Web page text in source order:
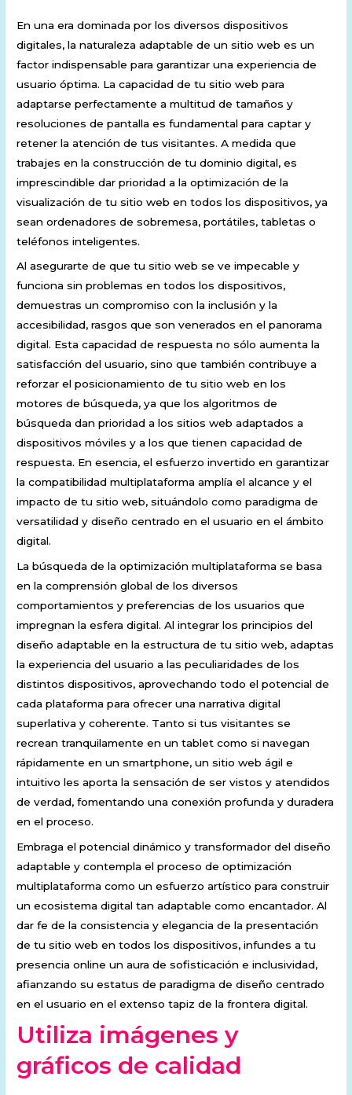
En una era dominada por los diversos dispositivos
digitales, la naturaleza adaptable de un sitio web es un
factor indispensable para garantizar una experiencia de
usuario óptima. La capacidad de tu sitio web para
adaptarse perfectamente a multitud de tamaños y
resoluciones de pantalla es fundamental para captar y
retener la atención de tus visitantes. A medida que
trabajes en la construcción de tu dominio digital, es
imprescindible dar prioridad a la optimización de la
visualización de tu sitio web en todos los dispositivos, ya
sean ordenadores de sobremesa, portátiles, tabletas o
teléfonos inteligentes.
Al asegurarte de que tu sitio web se ve impecable y
funciona sin problemas en todos los dispositivos,
demuestras un compromiso con la inclusión y la
accesibilidad, rasgos que son venerados en el panorama
digital. Esta capacidad de respuesta no sólo aumenta la
satisfacción del usuario, sino que también contribuye a
reforzar el posicionamiento de tu sitio web en los
motores de búsqueda, ya que los algoritmos de
búsqueda dan prioridad a los sitios web adaptados a
dispositivos móviles y a los que tienen capacidad de
respuesta. En esencia, el esfuerzo invertido en garantizar
la compatibilidad multiplataforma amplía el alcance y el
impacto de tu sitio web, situándolo como paradigma de
versatilidad y diseño centrado en el usuario en el ámbito
digital.
La búsqueda de la optimización multiplataforma se basa
en la comprensión global de los diversos
comportamientos y preferencias de los usuarios que
impregnan la esfera digital. Al integrar los principios del
diseño adaptable en la estructura de tu sitio web, adaptas
la experiencia del usuario a las peculiaridades de los
distintos dispositivos, aprovechando todo el potencial de
cada plataforma para ofrecer una narrativa digital
superlativa y coherente. Tanto si tus visitantes se
recrean tranquilamente en un tablet como si navegan
rápidamente en un smartphone, un sitio web ágil e
intuitivo les aporta la sensación de ser vistos y atendidos
de verdad, fomentando una conexión profunda y duradera
en el proceso.
Embraga el potencial dinámico y transformador del diseño
adaptable y contempla el proceso de optimización
multiplataforma como un esfuerzo artístico para construir
un ecosistema digital tan adaptable como encantador. Al
dar fe de la consistencia y elegancia de la presentación
de tu sitio web en todos los dispositivos, infundes a tu
presencia online un aura de sofisticación e inclusividad,
afianzando su estatus de paradigma de diseño centrado
en el usuario en el extenso tapiz de la frontera digital.
Utiliza imágenes y
gráficos de calidad